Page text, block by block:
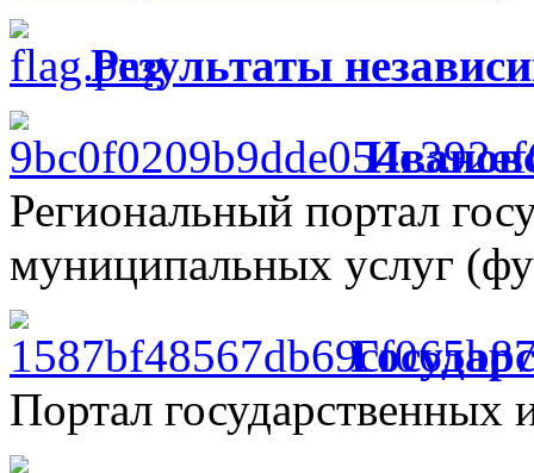
Результаты
Региональный портал
муниципальных услуг
Портал